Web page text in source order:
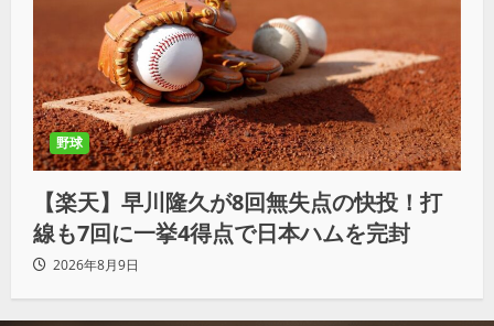
野球
【楽天】早川隆久が8回無失点の快投！打
線も7回に一挙4得点で日本ハムを完封
2026年8月9日